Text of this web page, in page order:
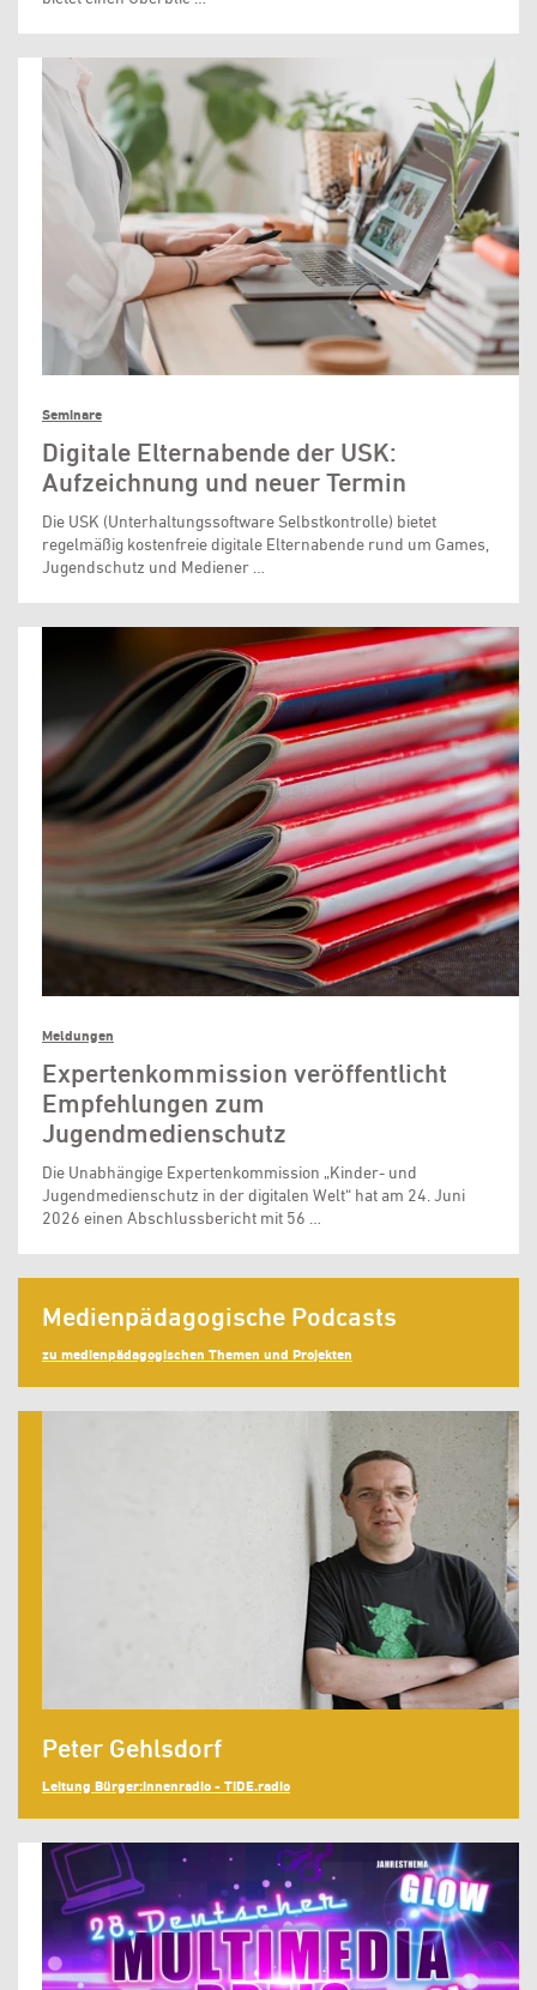
Seminare
Digitale Elternabende der USK:
Aufzeichnung und neuer Termin
Die USK (Unterhaltungssoftware Selbstkontrolle) bietet
regelmäßig kostenfreie digitale Elternabende rund um Games,
Jugendschutz und Mediener …
Meldungen
Expertenkommission veröffentlicht
Empfehlungen zum
Jugendmedienschutz
Die Unabhängige Expertenkommission „Kinder- und
Jugendmedienschutz in der digitalen Welt“ hat am 24. Juni
2026 einen Abschlussbericht mit 56 …
Medienpädagogische Podcasts
zu medienpädagogischen Themen und Projekten
Peter Gehlsdorf
Leitung Bürger:innenradio - TIDE.radio